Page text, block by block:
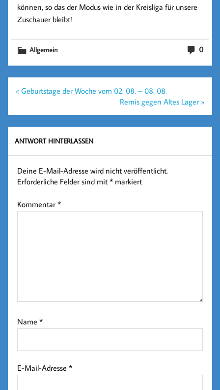
können, so das der Modus wie in der Kreisliga für unsere
Zuschauer bleibt!
0
Allgemein
Beitragsnavigation
« Geburtstage der Woche vom 02. 08. – 08. 08.
Remis gegen Altes Lager »
ANTWORT HINTERLASSEN
Deine E-Mail-Adresse wird nicht veröffentlicht.
Erforderliche Felder sind mit* markiert
Kommentar*
Name*
E-Mail-Adresse*